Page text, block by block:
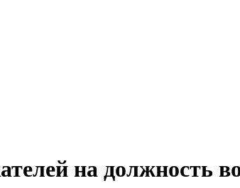
на должность